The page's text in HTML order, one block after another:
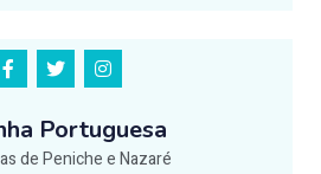
Portuguesa
de Peniche e Nazaré